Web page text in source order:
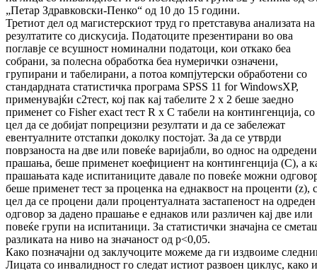
„Петар Здравковски-Пенко“ од 10 до 15 години.
Третиот дел од магистерскиот труд го претставува анализата на
резултатите со дискусија. Податоците презентирани во ова
поглавје се всушност номинални податоци, кои откако беа
собрани, за полесна обработка беа нумерички означени,
групирани и табелирани, а потоа компјутерски обработени со
стандардната статистичка програма SPSS 11 for WindowsXP,
применувајќи c2тест, кој пак кај табелите 2 x 2 беше заедно
применет со Fisher exact тест R x C табели на контингенција, со
цел да се добијат попрецизни резултати и да се забележат
евентуалните отстапки доколку постојат. За да се утврди
поврзаноста на две или повеќе варијабли, во однос на одредени
прашања, беше применет коефициент на контингенција (C), а
прашањата каде испитаниците давале по повеќе можни
беше применет тест за проценка на еднаквост на проценти (z),
цел да се процени дали процентуалната застапеност на одреден
одговор за дадено прашање е еднаков или различен кај две или
повеќе групи на испитаници. За статистички значајна се
разликата на ниво на значаност од p<0,05.
Како позначајни од заклучоците можеме да ги издвоиме
Лицата со инвалидност го следат истиот развоен циклус, како и